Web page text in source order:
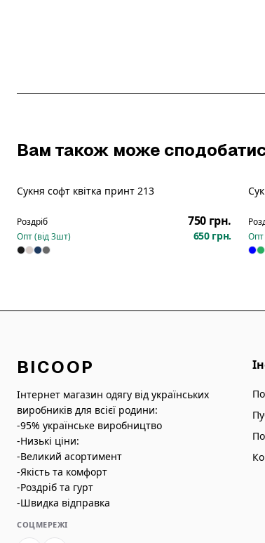
Вам також може
Новинка
Сукня софт квітка принт 213
Роздріб 750 грн.
Опт (від3шт) 650 грн. Опт
BICOOP
Інтернет магазин одягу від українських
виробників для всієї родини:
-95% українське виробництво
-Низькі ціни:
-Великий асортимент
-Якість та комфорт
-Роздріб та гурт
-Швидка відправка
СОЦМЕРЕЖІ